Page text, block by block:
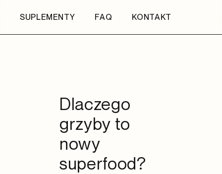
SUPLEMENTY FAQ KONTAKT
Dlaczego
grzyby to
nowy
superfood?